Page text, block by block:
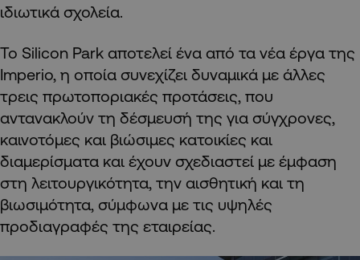
ιδιωτικά σχολεία.
Το Silicon Park αποτελεί ένα από τα νέα έργα της
Imperio, η οποία συνεχίζει δυναμικά με άλλες
τρεις πρωτοποριακές προτάσεις, που
αντανακλούν τη δέσμευσή της για σύγχρονες,
καινοτόμες και βιώσιμες κατοικίες και
διαμερίσματα και έχουν σχεδιαστεί με έμφαση
στη λειτουργικότητα, την αισθητική και τη
βιωσιμότητα, σύμφωνα με τις υψηλές
προδιαγραφές της εταιρείας.